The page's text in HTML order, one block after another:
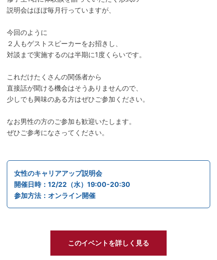
説明会はほぼ毎月行っていますが、
今回のように
２人もゲストスピーカーをお招きし、
対談まで実施するのは半期に1度くらいです。
これだけたくさんの関係者から
直接話が聞ける機会はそうありませんので、
少しでも興味のある方はぜひご参加ください。
なお男性の方のご参加も歓迎いたします。
ぜひご参考になさってください。
女性のキャリアアップ説明会
開催日時：12/22（水）19:00-20:30
参加方法：オンライン開催
このイベントを詳しく見る